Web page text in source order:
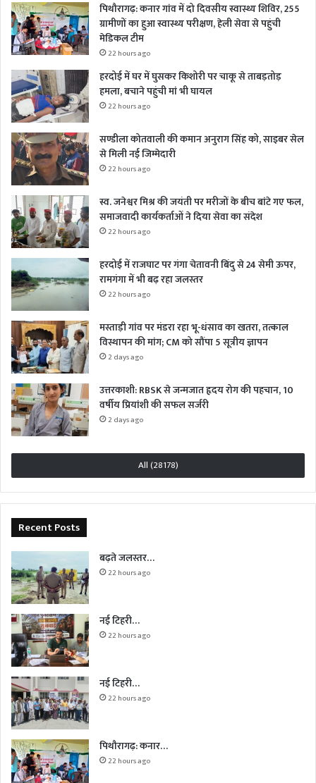
पिथौरागढ़: कनार गांव में दो दिवसीय स्वास्थ्य शिविर, 255
ग्रामीणों का हुआ स्वास्थ्य परीक्षण, हेली सेवा से पहुंची
मेडिकल टीम
22 hours ago
हरदोई में घर में घुसकर किशोरी पर चाकू से ताबड़तोड़
हमला, बचाने पहुंची मां भी घायल
22 hours ago
सण्डीला कोतवाली की कमान अनुराग सिंह को, साइबर सेल
से मिली नई जिम्मेदारी
22 hours ago
स्व. जनेश्वर मिश्र की जयंती पर मरीजों के बीच बांटे गए फल,
समाजवादी कार्यकर्ताओं ने दिया सेवा का संदेश
22 hours ago
हरदोई में राजघाट पर गंगा चेतावनी बिंदु से 24 सेमी ऊपर,
रामगंगा में भी बढ़ रहा जलस्तर
22 hours ago
मस्ताड़ी गांव पर मंडरा रहा भू-धंसाव का खतरा, तत्काल
विस्थापन की मांग; CM को सौंपा 5 सूत्रीय ज्ञापन
2 days ago
उत्तरकाशी: RBSK से जन्मजात हृदय रोग की पहचान, 10
वर्षीय प्रियांशी की सफल सर्जरी
2 days ago
All (28178)
Recent Posts
बढ़ते जलस्तर…
22 hours ago
नई टिहरी…
22 hours ago
नई टिहरी…
22 hours ago
पिथौरागढ़: कनार…
22 hours ago